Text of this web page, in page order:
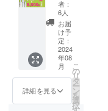
ランシ
ング
ウォー
ター
100ml
1本
②オー
ルイン
ワンク
リー
ム
者：
6人
お届
け予
定：
2024
年08
月
詳細を見る
こ
の
リ
タ
ー
ン
を
選
択